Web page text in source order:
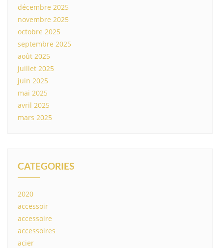
décembre 2025
novembre 2025
octobre 2025
septembre 2025
août 2025
juillet 2025
juin 2025
mai 2025
avril 2025
mars 2025
CATEGORIES
2020
accessoir
accessoire
accessoires
acier